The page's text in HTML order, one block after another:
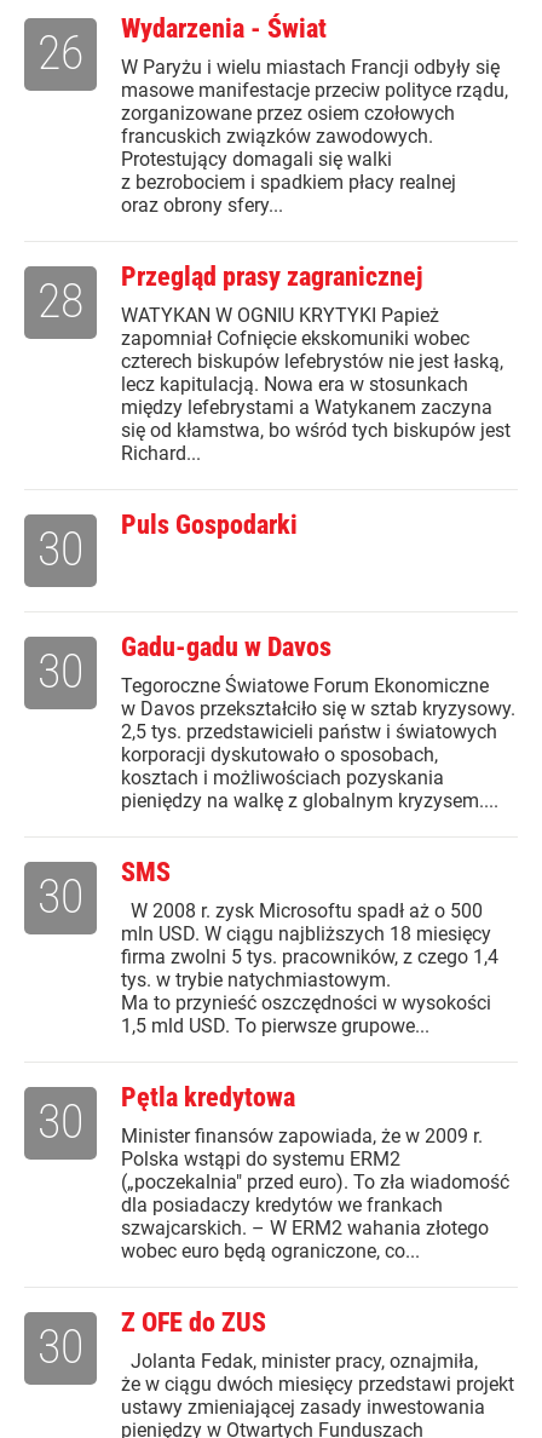
Wydarzenia - Świat
W Paryżu i wielu miastach Francji odbyły się
masowe manifestacje przeciw polityce rządu,
zorganizowane przez osiem czołowych
francuskich związków zawodowych.
Protestujący domagali się walki
z bezrobociem i spadkiem płacy realnej
oraz obrony sfery...
26
Przegląd prasy zagranicznej
WATYKAN W OGNIU KRYTYKI Papież
zapomniał Cofnięcie ekskomuniki wobec
czterech biskupów lefebrystów nie jest łaską,
lecz kapitulacją. Nowa era w stosunkach
między lefebrystami a Watykanem zaczyna
się od kłamstwa, bo wśród tych biskupów jest
Richard...
28
Puls Gospodarki
30
Gadu-gadu w Davos
Tegoroczne Światowe Forum Ekonomiczne
w Davos przekształciło się w sztab kryzysowy.
2,5 tys. przedstawicieli państw i światowych
korporacji dyskutowało o sposobach,
kosztach i możliwościach pozyskania
pieniędzy na walkę z globalnym kryzysem....
30
SMS
W 2008 r. zysk Microsoftu spadł aż o 500
mln USD. W ciągu najbliższych 18 miesięcy
firma zwolni 5 tys. pracowników, z czego 1,4
tys. w trybie natychmiastowym.
Ma to przynieść oszczędności w wysokości
1,5 mld USD. To pierwsze grupowe...
30
Pętla kredytowa
Minister finansów zapowiada, że w 2009 r.
Polska wstąpi do systemu ERM2
(„poczekalnia" przed euro). To zła wiadomość
dla posiadaczy kredytów we frankach
szwajcarskich. – W ERM2 wahania złotego
wobec euro będą ograniczone, co...
30
Z OFE do ZUS
Jolanta Fedak, minister pracy, oznajmiła,
że w ciągu dwóch miesięcy przedstawi projekt
ustawy zmieniającej zasady inwestowania
pieniędzy w Otwartych Funduszach
30